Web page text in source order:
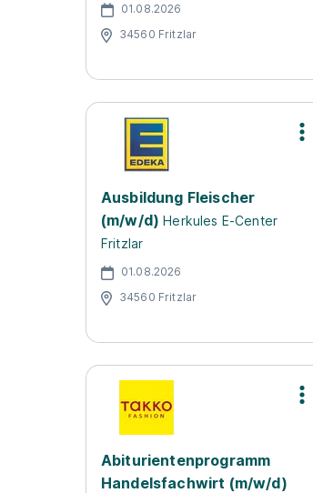
01.08.2026
34560 Fritzlar
Ausbildung Fleischer
(m/w/d) Herkules E-Center
Fritzlar
01.08.2026
34560 Fritzlar
Abiturientenprogramm
Handelsfachwirt (m/w/d)